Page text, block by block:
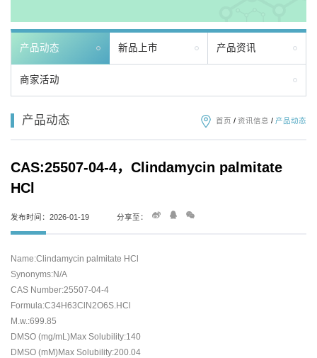
产品动态 新品上市 产品资讯
商家活动
产品动态 首页 / 资讯信息 / 产品动态
CAS:25507-04-4，Clindamycin palmitate
HCl
发布时间：2026-01-19 分享至：
Name:Clindamycin palmitate HCl
Synonyms:N/A
CAS Number:25507-04-4
Formula:C34H63ClN2O6S.HCl
M.w.:699.85
DMSO (mg/mL)Max Solubility:140
DMSO (mM)Max Solubility:200.04